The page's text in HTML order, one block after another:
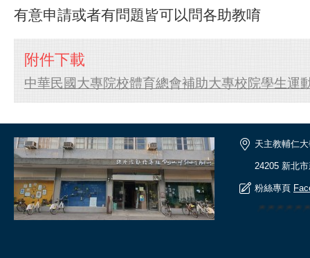
有意申請或者有問題皆可以問各助教唷
附件下載
中華民國大專院校體育總會補助大專校院學生運
天主教輔仁
24205 新北
粉絲專頁